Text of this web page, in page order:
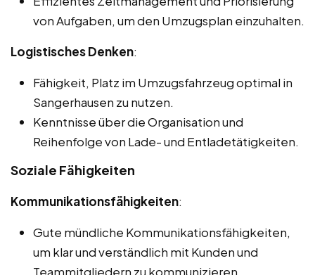
von Aufgaben, um den Umzugsplan einzuhalten.
Logistisches Denken:
Fähigkeit, Platz im Umzugsfahrzeug optimal in
Sangerhausen zu nutzen.
Kenntnisse über die Organisation und
Reihenfolge von Lade- und Entladetätigkeiten.
Soziale Fähigkeiten
Kommunikationsfähigkeiten:
Gute mündliche Kommunikationsfähigkeiten,
um klar und verständlich mit Kunden und
Teammitgliedern zu kommunizieren.